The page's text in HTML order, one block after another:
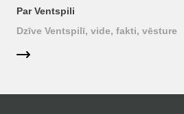
Par Ventspili
Dzīve Ventspilī, vide, fakti, vēsture